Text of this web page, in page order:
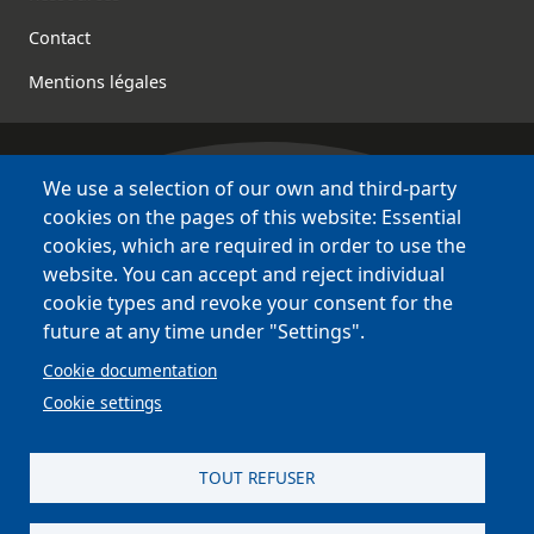
Contact
Mentions légales
Bretagne Culture Diversité
des sites variés !
Sites
BCD
Bazhvalan
Bécédia
BED
PCI
We use a selection of our own and third-party
cookies on the pages of this website: Essential
cookies, which are required in order to use the
website. You can accept and reject individual
cookie types and revoke your consent for the
future at any time under "Settings".
Cookie documentation
Cookie settings
TOUT REFUSER